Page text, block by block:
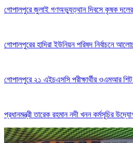
গোপালপুরে জুলাই গণঅভ্যুত্থান দিবসে কৃষক দলের
গোপালপুরের হাদিরা ইউনিয়ন পরিষদ নির্বাচনে
গোপালপুরে ২১ এইচএসসি পরীক্ষার্থীর ওএমআর
প্রধানমন্ত্রী তারেক রহমান নদী খনন কর্মসূচির